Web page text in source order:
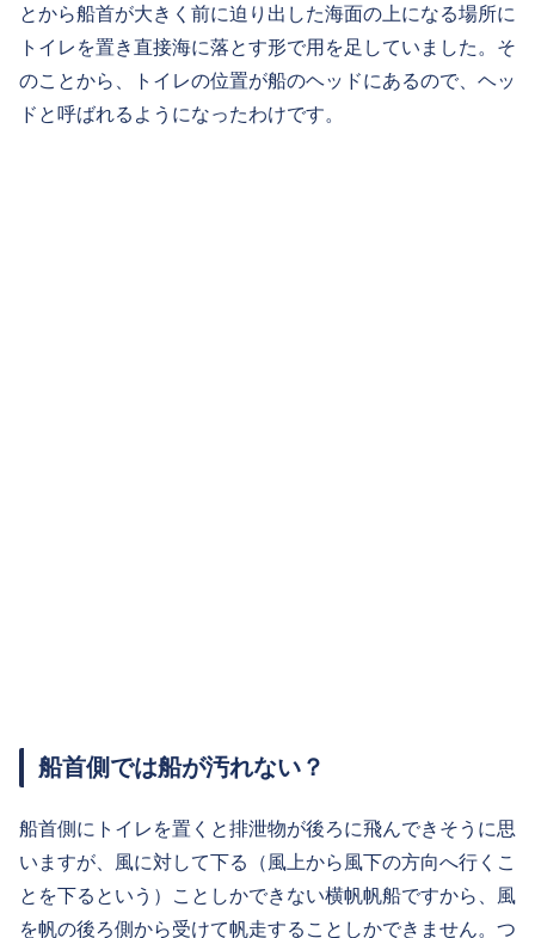
とから船首が大きく前に迫り出した海面の上になる場所に
トイレを置き直接海に落とす形で用を足していました。そ
のことから、トイレの位置が船のヘッドにあるので、ヘッ
ドと呼ばれるようになったわけです。
船首側では船が汚れない？
船首側にトイレを置くと排泄物が後ろに飛んできそうに思
いますが、風に対して下る（風上から風下の方向へ行くこ
とを下るという）ことしかできない横帆帆船ですから、風
を帆の後ろ側から受けて帆走することしかできません。つ